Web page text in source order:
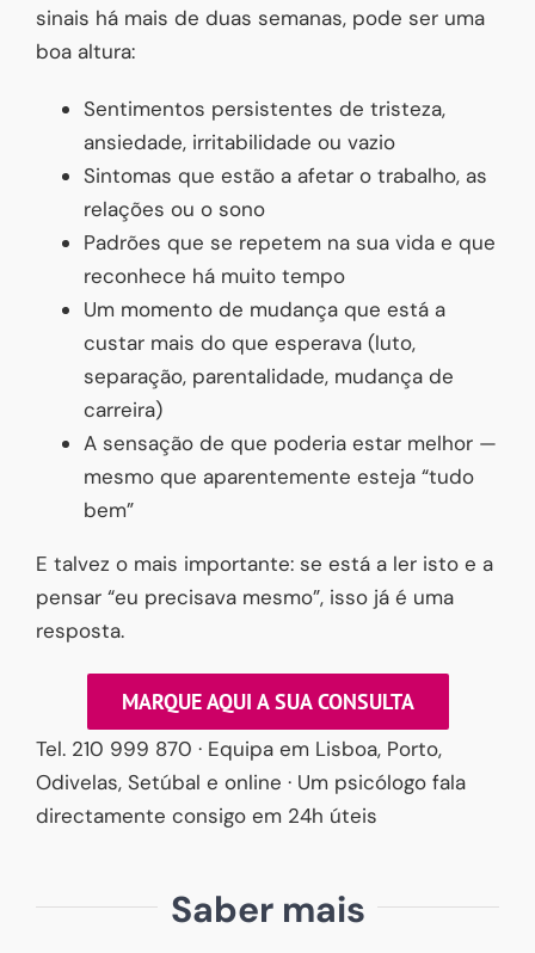
sinais há mais de duas semanas, pode ser uma
boa altura:
Sentimentos persistentes de tristeza,
ansiedade, irritabilidade ou vazio
Sintomas que estão a afetar o trabalho, as
relações ou o sono
Padrões que se repetem na sua vida e que
reconhece há muito tempo
Um momento de mudança que está a
custar mais do que esperava (luto,
separação, parentalidade, mudança de
carreira)
A sensação de que poderia estar melhor —
mesmo que aparentemente esteja “tudo
bem”
E talvez o mais importante: se está a ler isto e a
pensar “eu precisava mesmo”, isso já é uma
resposta.
MARQUE AQUI A SUA CONSULTA
Tel. 210 999 870 · Equipa em Lisboa, Porto,
Odivelas, Setúbal e online · Um psicólogo fala
directamente consigo em 24h úteis
Saber mais